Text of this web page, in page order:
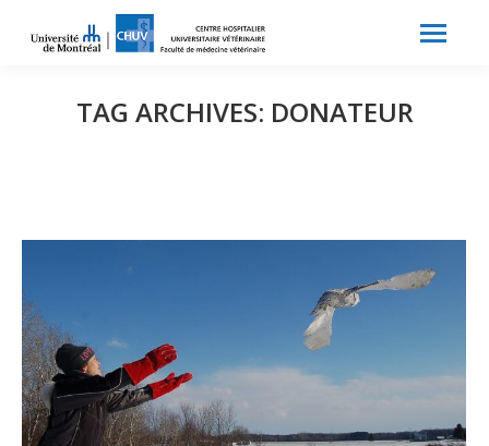
TAG ARCHIVES: DONATEUR